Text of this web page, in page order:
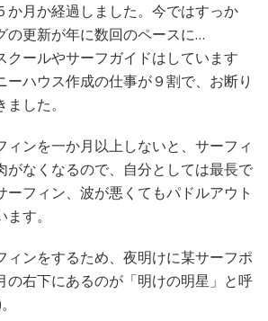
か月か経過しました。今ではすっか
の更新が年に数回のペースに…
クールやサーフガイドはしています
ーハウス作成の仕事が９割で、お断り
した。
ィンを一か月以上しないと、サーフィ
がなくなるので、自分としては最長で
ーフィン、波が悪くてもパドルアウト
す。
ィンをするため、夜明けに某サーフポ
の右下にあるのが「明けの明星」と呼